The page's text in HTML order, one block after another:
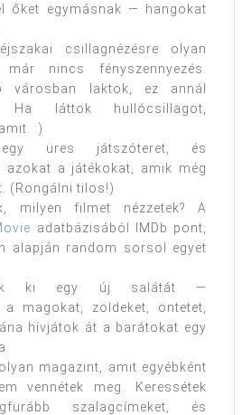
őket egymásnak — hangokat
csillagnézésre olyan
nincs fényszennyezés.
városban laktok, ez annál
Ha láttok hullócsillagot,
:)
egy üres játszóteret, és
azokat a játékokat, amik még
(Rongálni tilos!)
milyen filmet nézzetek? A
adatbázisából IMDb pont,
alapján random sorsol egyet
ki egy új salátát —
magokat, zöldeket, öntetet,
hívjátok át a barátokat egy
magazint, amit egyébként
vennétek meg. Keressétek
szalagcímeket, és